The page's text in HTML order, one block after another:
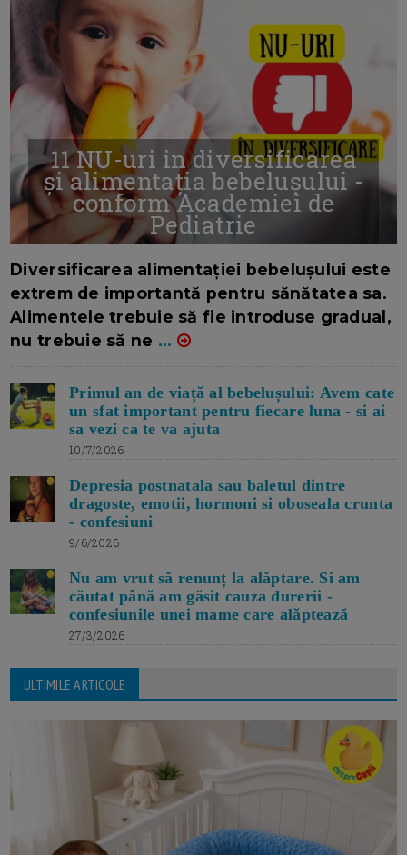
11 NU-uri in diversificarea
și alimentația bebelușului -
conform Academiei de
Pediatrie
Diversificarea alimentației bebelușului este
extrem de importantă pentru sănătatea sa.
Alimentele trebuie să fie introduse gradual,
nu trebuie să ne ...
Primul an de viață al bebelușului: Avem cate
un sfat important pentru fiecare luna - si ai
sa vezi ca te va ajuta
10/7/2026
Depresia postnatala sau baletul dintre
dragoste, emotii, hormoni si oboseala crunta
- confesiuni
9/6/2026
Nu am vrut să renunț la alăptare. Si am
căutat până am găsit cauza durerii -
confesiunile unei mame care alăptează
27/3/2026
ULTIMILE ARTICOLE